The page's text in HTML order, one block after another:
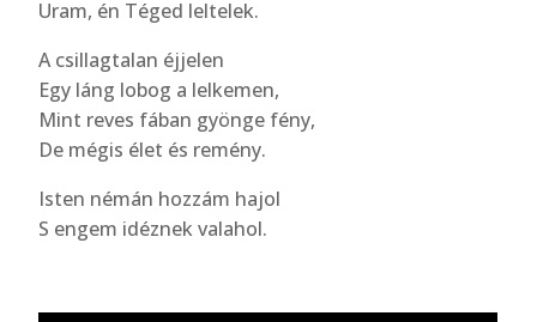
Uram, én Téged leltelek.
A csillagtalan éjjelen
Egy láng lobog a lelkemen,
Mint reves fában gyönge fény,
De mégis élet és remény.
Isten némán hozzám hajol
S engem idéznek valahol.